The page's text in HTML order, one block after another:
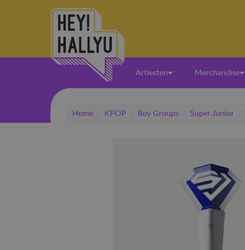
Artiesten Merchandise
Home / KPOP / Boy Groups / Super Junior /